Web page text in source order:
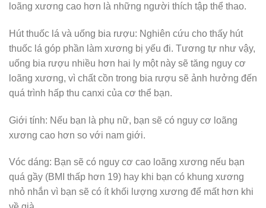
loãng xương cao hơn là những người thích tập thể thao.
Hút thuốc lá và uống bia rượu: Nghiên cứu cho thấy hút
thuốc lá góp phần làm xương bị yếu đi. Tương tự như vậy,
uống bia rượu nhiều hơn hai ly một này sẽ tăng nguy cơ
loãng xương, vì chất cồn trong bia rượu sẽ ảnh hưởng đến
quá trình hấp thu canxi của cơ thể bạn.
Giới tính: Nếu bạn là phụ nữ, bạn sẽ có nguy cơ loãng
xương cao hơn so với nam giới.
Vóc dáng: Bạn sẽ có nguy cơ cao loãng xương nếu bạn
quá gầy (BMI thấp hơn 19) hay khi bạn có khung xương
nhỏ nhắn vì bạn sẽ có ít khối lượng xương để mất hơn khi